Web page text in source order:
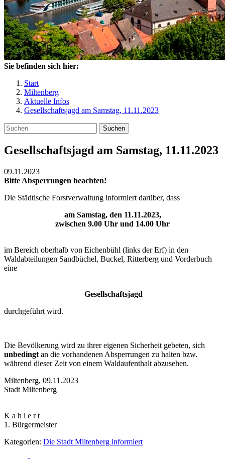
Sie befinden sich hier:
Start
Miltenberg
Aktuelle Infos
Gesellschaftsjagd am Samstag, 11.11.2023
Suchen
Gesellschaftsjagd am Samstag, 11.11.2023
09.11.2023
Bitte Absperrungen beachten!
Die Städtische Forstverwaltung informiert darüber, dass
am Samstag, den 11.11.2023,
zwischen 9.00 Uhr und 14.00 Uhr
im Bereich oberhalb von Eichenbühl (links der Erf) in den
Waldabteilungen Sandbüchel, Buckel, Ritterberg und Vorderbuch
eine
Gesellschaftsjagd
durchgeführt wird.
Die Bevölkerung wird zu ihrer eigenen Sicherheit gebeten, sich
unbedingt an die vorhandenen Absperrungen zu halten bzw.
während dieser Zeit von einem Waldaufenthalt abzusehen.
Miltenberg, 09.11.2023
Stadt Miltenberg
K a h l e r t
1. Bürgermeister
Kategorien: Die Stadt Miltenberg informiert